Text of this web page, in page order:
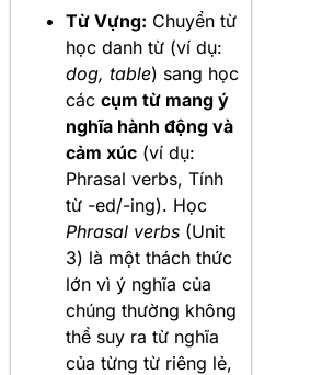
Từ Vựng: Chuyển từ
học danh từ (ví dụ:
dog, table) sang học
các cụm từ mang ý
nghĩa hành động và
cảm xúc (ví dụ:
Phrasal verbs, Tính
từ -ed/-ing). Học
Phrasal verbs (Unit
3) là một thách thức
lớn vì ý nghĩa của
chúng thường không
thể suy ra từ nghĩa
của từng từ riêng lẻ,